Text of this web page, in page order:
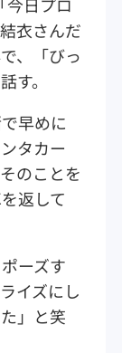
衣さんだ
、「びっ
す。
早めに
タカー
のことを
返して
ーズす
イズにし
」と笑